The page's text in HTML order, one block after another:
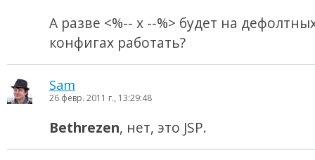
А разве <%-- x --%> будет на
конфигах работать?
Sam
26 февр. 2011 г., 13:29:48
Bethrezen, нет, это JSP.